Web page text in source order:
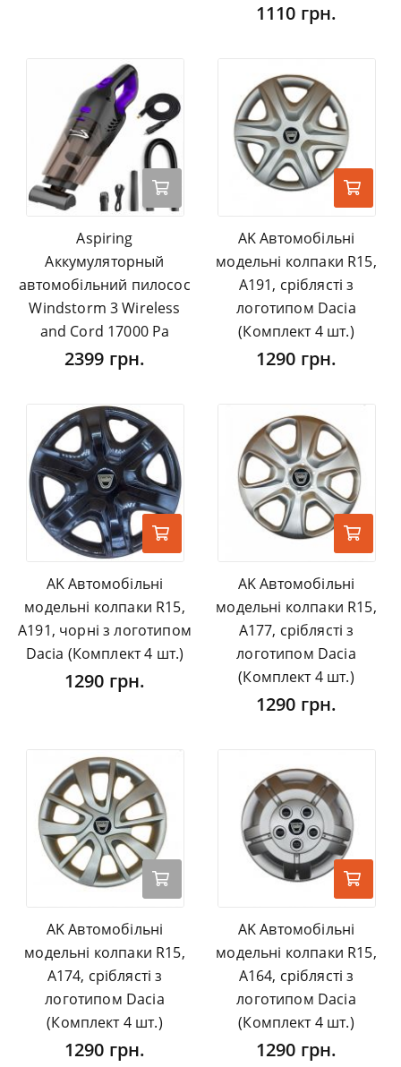
1110 грн.
Aspiring
Аккумуляторный
автомобільний пилосос
Windstorm 3 Wireless
and Cord 17000 Pa
2399 грн.
AK Автомобільні
модельні колпаки R15,
A191, сріблясті з
логотипом Dacia
(Комплект 4 шт.)
1290 грн.
AK Автомобільні
модельні колпаки R15,
A191, чорні з логотипом
Dacia (Комплект 4 шт.)
1290 грн.
AK Автомобільні
модельні колпаки R15,
A177, сріблясті з
логотипом Dacia
(Комплект 4 шт.)
1290 грн.
AK Автомобільні
модельні колпаки R15,
A174, сріблясті з
логотипом Dacia
(Комплект 4 шт.)
1290 грн.
AK Автомобільні
модельні колпаки R15,
A164, сріблясті з
логотипом Dacia
(Комплект 4 шт.)
1290 грн.